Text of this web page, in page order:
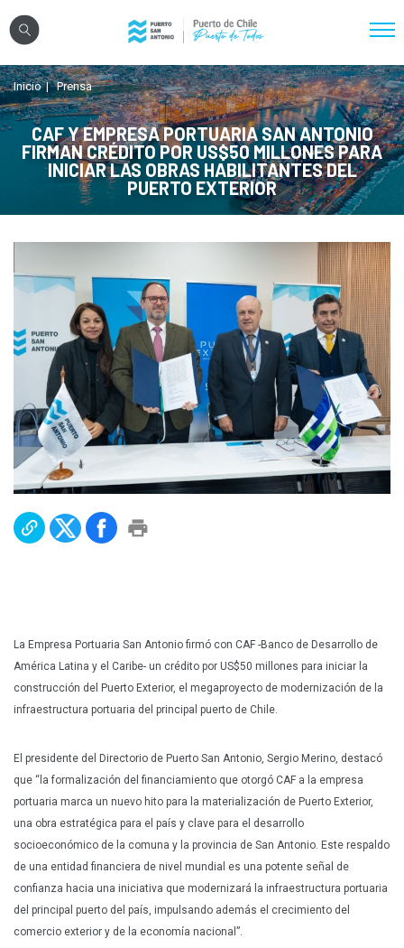
Nosotros
Sistema Portuario
Sostenibilidad
Puerto Exterior
Registro Proveedores
Licitaciones
Reglamentos
Plan Maestro
Prensa
Denuncias
Preguntas Frecuentes
Contáctenos
Inicio Prensa
CAF Y EMPRESA PORTUARIA SAN ANTONIO
FIRMAN CRÉDITO POR US$50 MILLONES PARA
INICIAR LAS OBRAS HABILITANTES DEL
PUERTO EXTERIOR
La Empresa Portuaria San Antonio firmó con CAF -Banco de Desarrollo de
América Latina y el Caribe- un crédito por US$50 millones para iniciar la
construcción del Puerto Exterior, el megaproyecto de modernización de la
infraestructura portuaria del principal puerto de Chile.
El presidente del Directorio de Puerto San Antonio, Sergio Merino, destacó
que “la formalización del financiamiento que otorgó CAF a la empresa
portuaria marca un nuevo hito para la materialización de Puerto Exterior,
una obra estratégica para el país y clave para el desarrollo
socioeconómico de la comuna y la provincia de San Antonio. Este respaldo
de una entidad financiera de nivel mundial es una potente señal de
confianza hacia una iniciativa que modernizará la infraestructura portuaria
del principal puerto del país, impulsando además el crecimiento del
comercio exterior y de la economía nacional”.